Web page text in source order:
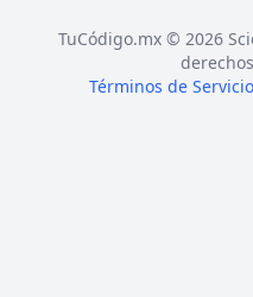
TuCódigo.mx © 2026
Términos de Servicio